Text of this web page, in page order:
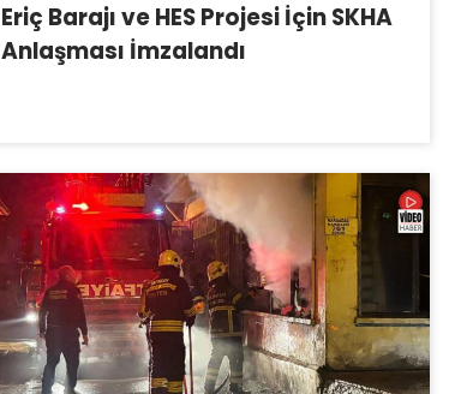
Eriç Barajı ve HES Projesi İçin SKHA
Anlaşması İmzalandı